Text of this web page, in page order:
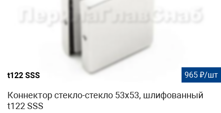
t122 SSS 965 ₽/шт
Коннектор стекло-стекло 53х53, шлифованный
t122 SSS